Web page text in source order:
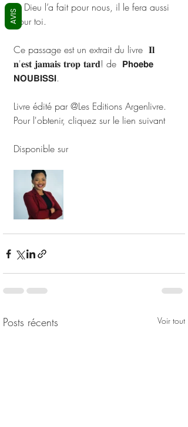
Si Dieu l’a fait pour nous, il le fera aussi
pour toi.
Ce passage est un extrait du livre  𝐈𝐥
𝐧'𝐞𝐬𝐭 𝐣𝐚𝐦𝐚𝐢𝐬 𝐭𝐫𝐨𝐩 𝐭𝐚𝐫𝐝! de  𝗣𝗵𝗼𝗲𝗯𝗲
𝗡𝗢𝗨𝗕𝗜𝗦𝗦𝗜.
Livre édité par @Les Editions Argenlivre.
Pour l'obtenir, cliquez sur le lien suivant
Disponible sur
Posts récents Voir tout
AVIS